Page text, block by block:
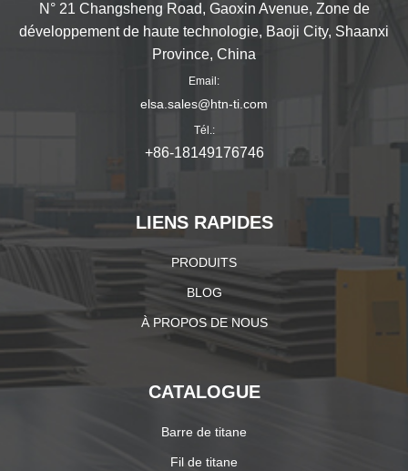
N° 21 Changsheng Road, Gaoxin Avenue, Zone de
développement de haute technologie, Baoji City, Shaanxi
Province, China
Email:
elsa.sales@htn-ti.com
Tél.:
+86-18149176746
LIENS RAPIDES
PRODUITS
BLOG
À PROPOS DE NOUS
CATALOGUE
Barre de titane
Fil de titane